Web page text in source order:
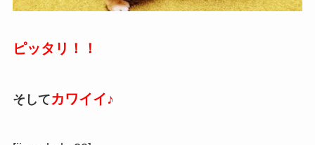
ピッタリ！！
そしてカワイイ♪